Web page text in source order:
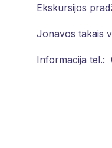
Ekskursijos
Jonavos takais
Informacija tel.: